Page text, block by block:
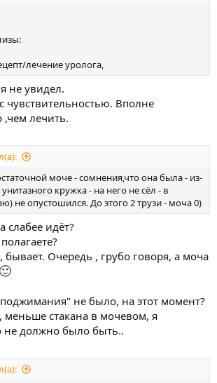
лечение уролога,
не увидел.
чувствительностью. Вполне
лечить.
моче - сомнения,что она была - из-
кружка - на него не сёл - в
не опустошился. До этого 2 трузи - моча 0)
слабее идёт?
бывает. Очередь , грубо говоря, а моча
🙂
не было, на этот момент?
меньше стакана в мочевом, я
не должно было быть..